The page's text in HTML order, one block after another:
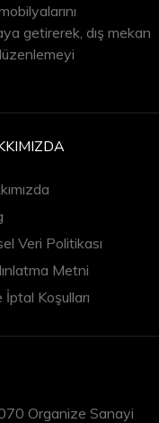
getirerek, dış mekan
Veri Politikası
Metni
İptal Koşulları
Organize Sanayi